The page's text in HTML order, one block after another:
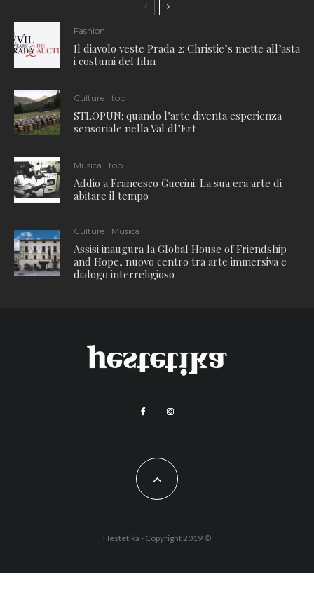
Fashion
Il diavolo veste Prada 2: Christie’s mette all’asta
i costumi del film
Culture top
STLOPUN: quando l’arte diventa esperienza
sensoriale nella Val dl’Ert
Musica top
Addio a Francesco Guccini. La sua era arte di
abitare il tempo
Culture Musica
Assisi inaugura la Global House of Friendship
and Hope, nuovo centro tra arte immersiva e
dialogo interreligioso
Hestetika - Copyright 2019 ©